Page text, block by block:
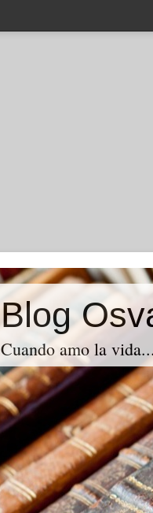
Blog
Cuando amo la